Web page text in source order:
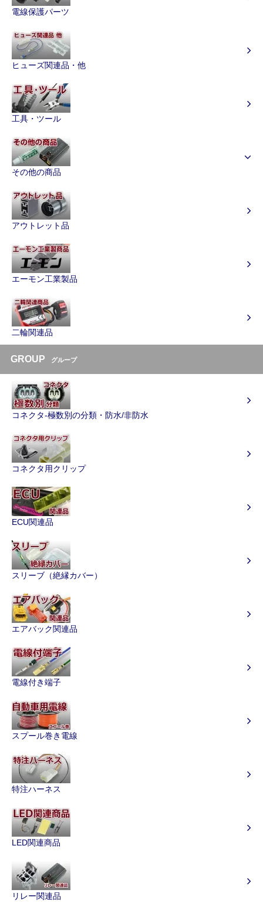
電線保護パーツ
ヒューズ関連品・他
工具・ツール
その他の商品
アウトレット品
エーモン工業製品
二輪関連品
GROUP グループ
コネクタ-極数別の分類・防水/非防水
コネクタ用クリップ
ECU関連品
スリーブ（絶縁カバー）
エアバック関連品
電線付き端子
スプール巻き電線
特注ハーネス
LED関連商品
リレー関連品